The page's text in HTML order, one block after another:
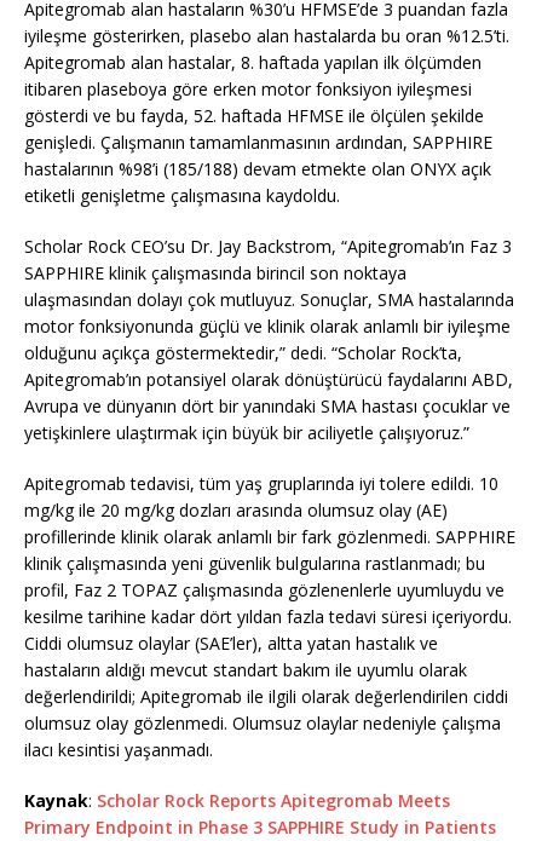
Apitegromab alan hastaların %30’u HFMSE’de 3 puandan fazla
iyileşme gösterirken, plasebo alan hastalarda bu oran %12.5’ti.
Apitegromab alan hastalar, 8. haftada yapılan ilk ölçümden
itibaren plaseboya göre erken motor fonksiyon iyileşmesi
gösterdi ve bu fayda, 52. haftada HFMSE ile ölçülen şekilde
genişledi. Çalışmanın tamamlanmasının ardından, SAPPHIRE
hastalarının %98’i (185/188) devam etmekte olan ONYX açık
etiketli genişletme çalışmasına kaydoldu.
Scholar Rock CEO’su Dr. Jay Backstrom, “Apitegromab’ın Faz 3
SAPPHIRE klinik çalışmasında birincil son noktaya
ulaşmasından dolayı çok mutluyuz. Sonuçlar, SMA hastalarında
motor fonksiyonunda güçlü ve klinik olarak anlamlı bir iyileşme
olduğunu açıkça göstermektedir,” dedi. “Scholar Rock’ta,
Apitegromab’ın potansiyel olarak dönüştürücü faydalarını ABD,
Avrupa ve dünyanın dört bir yanındaki SMA hastası çocuklar ve
yetişkinlere ulaştırmak için büyük bir aciliyetle çalışıyoruz.”
Apitegromab tedavisi, tüm yaş gruplarında iyi tolere edildi. 10
mg/kg ile 20 mg/kg dozları arasında olumsuz olay (AE)
profillerinde klinik olarak anlamlı bir fark gözlenmedi. SAPPHIRE
klinik çalışmasında yeni güvenlik bulgularına rastlanmadı; bu
profil, Faz 2 TOPAZ çalışmasında gözlenenlerle uyumluydu ve
kesilme tarihine kadar dört yıldan fazla tedavi süresi içeriyordu.
Ciddi olumsuz olaylar (SAE’ler), altta yatan hastalık ve
hastaların aldığı mevcut standart bakım ile uyumlu olarak
değerlendirildi; Apitegromab ile ilgili olarak değerlendirilen ciddi
olumsuz olay gözlenmedi. Olumsuz olaylar nedeniyle çalışma
ilacı kesintisi yaşanmadı.
Kaynak: Scholar Rock Reports Apitegromab Meets
Primary Endpoint in Phase 3 SAPPHIRE Study in Patients